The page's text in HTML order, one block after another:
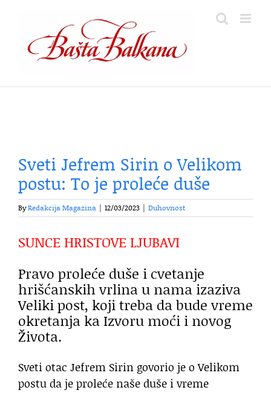
content
Sveti Jefrem Sirin o Velikom
postu: To je proleće duše
ByRedakcija Magazina 12/03/2023 Duhovnost
SUNCE HRISTOVE LJUBAVI
Pravo proleće duše i cvetanje
hrišćanskih vrlina u nama izaziva
Veliki post, koji treba da bude vreme
okretanja ka Izvoru moći i novog
Života.
Sveti otac Jefrem Sirin govorio je o Velikom
postu da je proleće naše duše i vreme